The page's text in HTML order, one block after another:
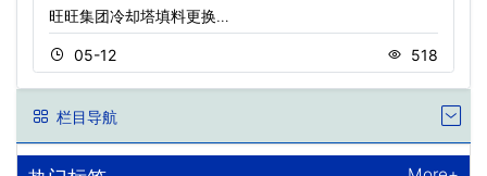
旺旺集团冷却塔填料更换…
05-12 518
栏目导航